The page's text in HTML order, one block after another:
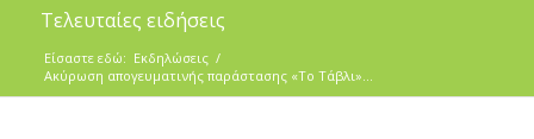
Τελευταίες ειδήσεις
Είσαστε εδώ: Εκδηλώσεις /
Ακύρωση απογευματινής παράστασης «Το Τάβλι»...